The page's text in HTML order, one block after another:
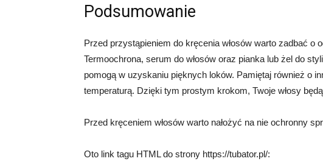
Podsumowanie
Przed przystąpieniem do kręcenia włosów warto zadbać o
Termoochrona, serum do włosów oraz pianka lub żel do
pomogą w uzyskaniu pięknych loków. Pamiętaj również o
temperaturą. Dzięki tym prostym krokom, Twoje włosy
Przed kręceniem włosów warto nałożyć na nie ochronny
Oto link tagu HTML do strony https://tubator.pl/: